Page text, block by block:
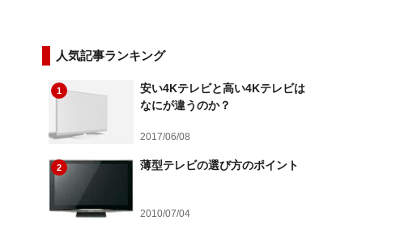
人気記事ランキング
1
安い4Kテレビと高い4Kテレビは
なにが違うのか？
2017/06/08
2 薄型テレビの選び方のポイント
2010/07/04